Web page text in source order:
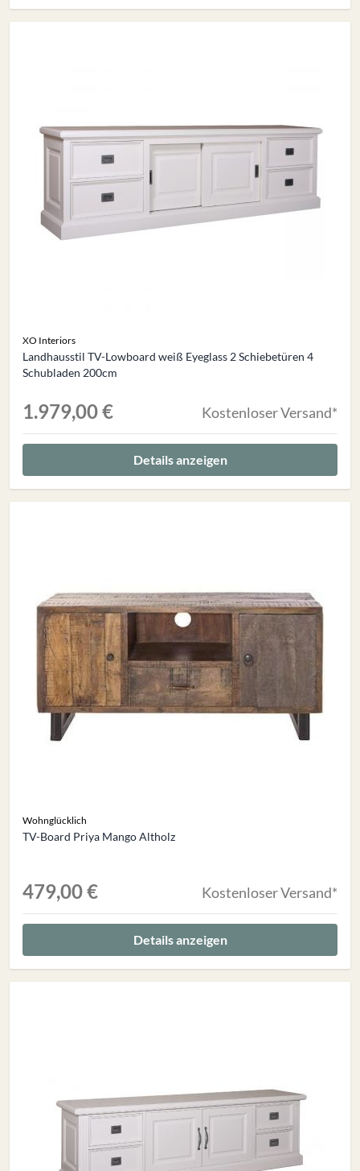
XO Interiors
Landhausstil TV-Lowboard weiß Eyeglass 2 Schiebetüren 4
Schubladen 200cm
1.979,00 € Kostenloser Versand*
Details anzeigen
Wohnglücklich
TV-Board Priya Mango Altholz
479,00 € Kostenloser Versand*
Details anzeigen